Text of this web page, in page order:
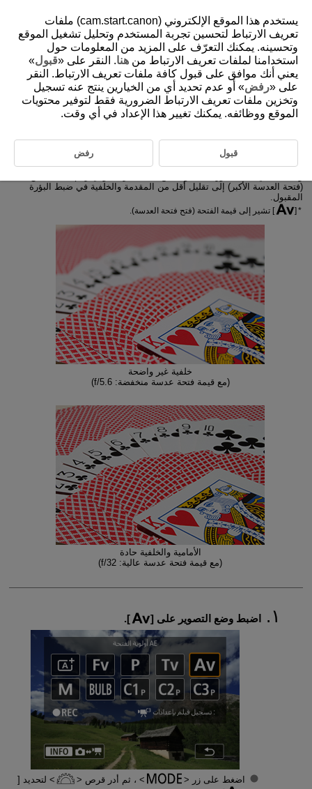
D090-031
Av: ‏AE أولوية الفتحة
معاينة عمق المجال
الغالق تلقائيًا للحصول على درجة تعريض ضوئي قياسية مطابقة لدرجة سطوع
الهدف. يؤدي رقم f الأعلى (فتحة العدسة الأصغر) إلى زيادة عرض المقدمة
(فتحة العدسة الأكبر) إلى تقليل أقل من المقدمة والخلفية في ضبط البؤرة
المقبول.
[ ] تشير إلى قيمة الفتحة (فتح فتحة العدسة).
خلفية غير واضحة
(مع قيمة فتحة عدسة منخفضة: f/5.6)
الأمامية والخلفية حادة
(مع قيمة فتحة عدسة عالية: f/32)
اضبط وضع التصوير على [ ].
اضغط على زر ، ثم أدر قرص
لتحديد [
يستخدم هذا الموقع الإلكتروني (cam.start.canon) ملفات
تعريف الارتباط لتحسين تجربة المستخدم وتحليل تشغيل الموقع
وتحسينه. يمكنك التعرّف على المزيد من المعلومات حول
استخدامنا لملفات تعريف الارتباط من هنا. النقر على «قبول»
يعني أنك موافق على قبول كافة ملفات تعريف الارتباط. النقر
على «رفض» أو عدم تحديد أي من الخيارين ينتج عنه تسجيل
وتخزين ملفات تعريف الارتباط الضرورية فقط لتوفير محتويات
الموقع ووظائفه. يمكنك تغيير هذا الإعداد في أي وقت.
قبول رفض